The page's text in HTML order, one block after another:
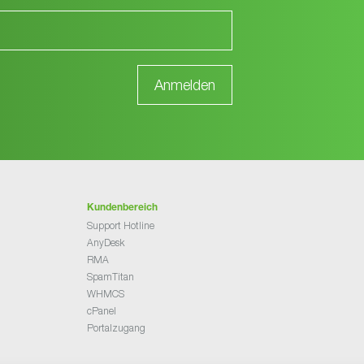
Kundenbereich
Support Hotline
AnyDesk
RMA
SpamTitan
WHMCS
cPanel
Portalzugang